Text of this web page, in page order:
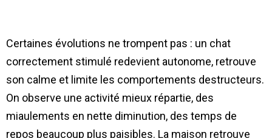
Certaines évolutions ne trompent pas : un chat
correctement stimulé redevient autonome, retrouve
son calme et limite les comportements destructeurs.
On observe une activité mieux répartie, des
miaulements en nette diminution, des temps de
repos beaucoup plus paisibles. La maison retrouve